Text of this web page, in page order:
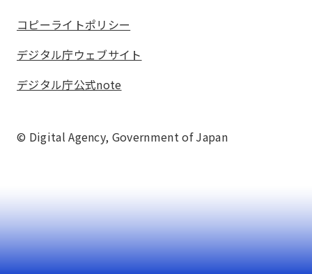
コピーライトポリシー
デジタル庁ウェブサイト
デジタル庁公式note
© Digital Agency, Government of Japan